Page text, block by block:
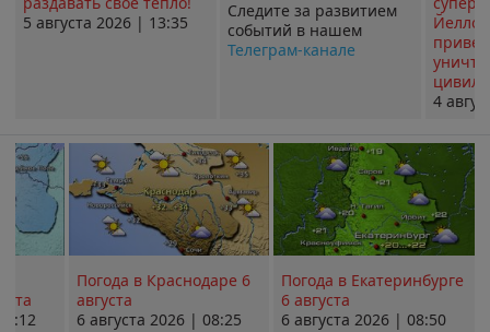
5 августа 2026 | 13:35
Следите за развитием
событий в нашем
Телеграм-канале
4
Погода в Краснодаре 6
августа
6 августа 2026 | 08:25
Погода в Екатеринбурге
6 августа
6 августа 2026 | 08:50